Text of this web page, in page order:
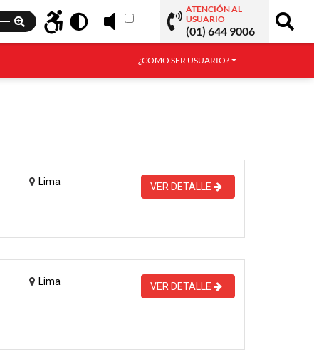
ATENCIÓN AL
USUARIO
(01) 644 9006
¿COMO SER USUARIO?
Lima VER DETALLE
Lima VER DETALLE